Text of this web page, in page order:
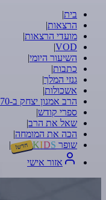
בית|
הרצאות|
מועדי הרצאות|
VOD
|
השיעור היומי|
כתבות|
גנזי המלך|
אשכולות|
הרב אמנון יצחק ב-70 לשון
ספרי קודש|
שאל את הרב|
הכה את המומחה|
שופר
KIDS חדש! |
אזור אישי